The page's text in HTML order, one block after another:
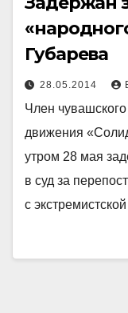
Губарева
28.05.2014
Член
движения
утром 28 мая
в суд за
с